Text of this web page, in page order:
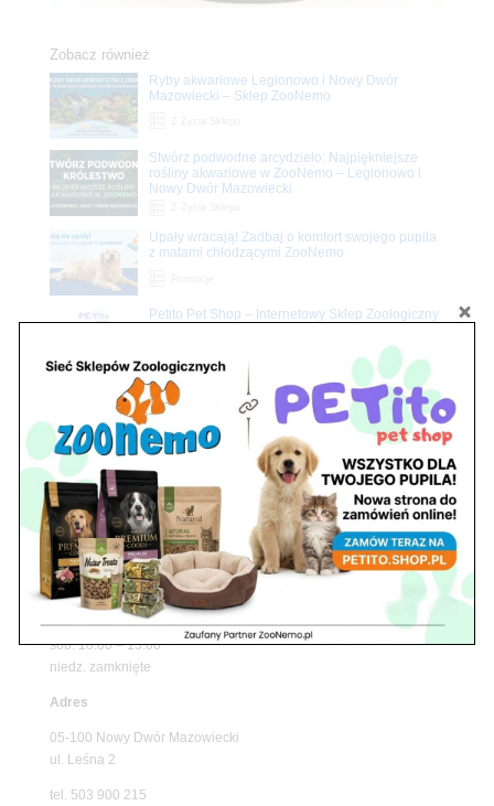
Zobacz również
Ryby akwariowe Legionowo i Nowy Dwór
Mazowiecki – Sklep ZooNemo
Stwórz podwodne arcydzieło: Najpiękniejsze
rośliny akwariowe w ZooNemo – Legionowo i
Nowy Dwór Mazowiecki
Upały wracają! Zadbaj o komfort swojego pupila
z matami chłodzącymi ZooNemo
Petito Pet Shop – Internetowy Sklep Zoologiczny
Znajdź nas
Adres
05-120 Legionowo
ul. Piłsudskiego 31,
pawilon 134
tel./fax. 22 784 71 96
Godziny pracy
pon. – piąt. 10.00 – 19.00
sob. 10.00 – 15.00
niedz. zamknięte
Adres
05-100 Nowy Dwór Mazowiecki
ul. Leśna 2
tel. 503 900 215